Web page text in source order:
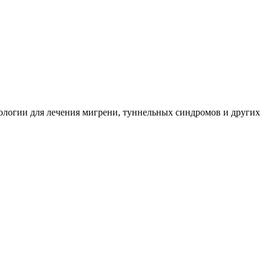
для лечения мигрени, туннельных синдромов и других